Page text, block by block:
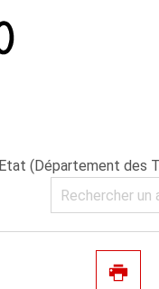
(Département des